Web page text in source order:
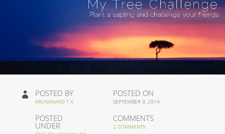
POSTED BY
ARUNANAND T A
POSTED ON
SEPTEMBER 9, 2014
POSTED
UNDER
COMMENTS
2 COMMENTS